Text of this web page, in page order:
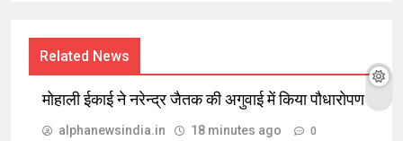
Related News
मोहाली ईकाई ने नरेन्द्र जैतक की अगुवाई में किया पौधारोपण
alphanewsindia.in 18 minutes ago 0